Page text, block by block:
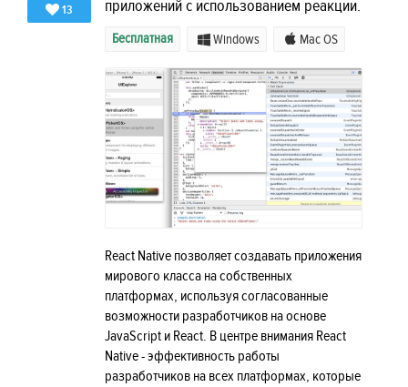
13 приложений с использованием реакции.
Бесплатная Windows Mac OS
React Native позволяет создавать приложения
мирового класса на собственных
платформах, используя согласованные
возможности разработчиков на основе
JavaScript и React. В центре внимания React
Native - эффективность работы
разработчиков на всех платформах, которые